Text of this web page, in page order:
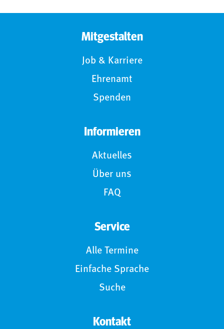
Mitgestalten
Job & Karriere
Ehrenamt
Spenden
Informieren
Aktuelles
Über uns
FAQ
Service
Alle Termine
Einfache Sprache
Suche
Kontakt